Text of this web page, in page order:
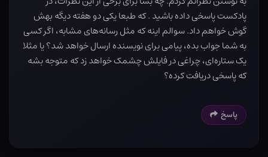
پادکست پاسخی داده باشید . که طبعا یکی دو هفته دیگه بهش
گوش خواهم داد. سوالم اینه که مثل رسانه‌های مشابه، اگر کسی
به شما جواب بده، پیامی برای نویسنده ارسال خواهد شد؟ یا مثلا
یک ستاره‌ای، چراغی در فایلش چشمک خواهد زد که متوجه بشه
که پاسخی دریافت کرده؟
پاسخ